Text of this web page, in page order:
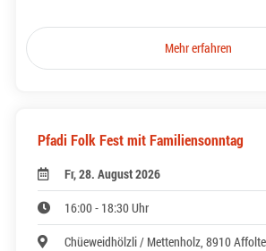
Mehr erfahren
Pfadi Folk Fest mit Familiensonntag
Fr, 28. August 2026
16:00 - 18:30 Uhr
Chüeweidhölzli / Mettenholz, 8910